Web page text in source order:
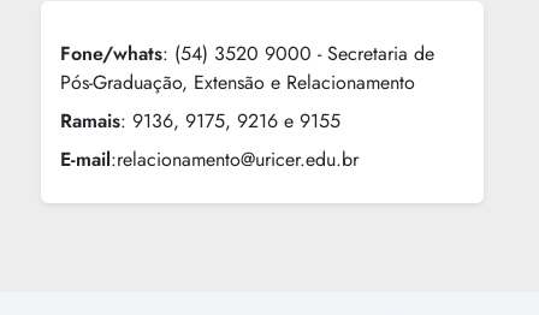
Fone/whats: (54) 3520 9000 - Secretaria de
Pós-Graduação, Extensão e Relacionamento
Ramais: 9136, 9175, 9216 e 9155
E-mail:relacionamento@uricer.edu.br